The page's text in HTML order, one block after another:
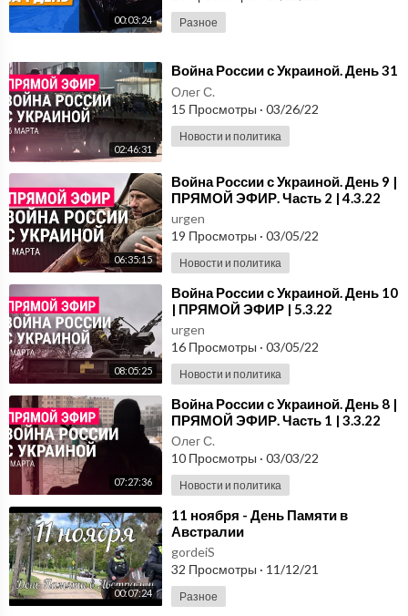
00:03:24 Разное
02:46:31
⁣Война России с Украиной. День 31
Олег С.
15 Просмотры · 03/26/22
Новости и политика
06:35:15
⁣Война России с Украиной. День 9 |
ПРЯМОЙ ЭФИР. Часть 2 | 4.3.22
urgen
19 Просмотры · 03/05/22
Новости и политика
08:05:25
⁣Война России с Украиной. День 10
| ПРЯМОЙ ЭФИР | 5.3.22
urgen
16 Просмотры · 03/05/22
Новости и политика
07:27:36
⁣Война России с Украиной. День 8 |
ПРЯМОЙ ЭФИР. Часть 1 | 3.3.22
Олег С.
10 Просмотры · 03/03/22
Новости и политика
00:07:24
⁣11 ноября - День Памяти в
Австралии
gordeiS
32 Просмотры · 11/12/21
Разное